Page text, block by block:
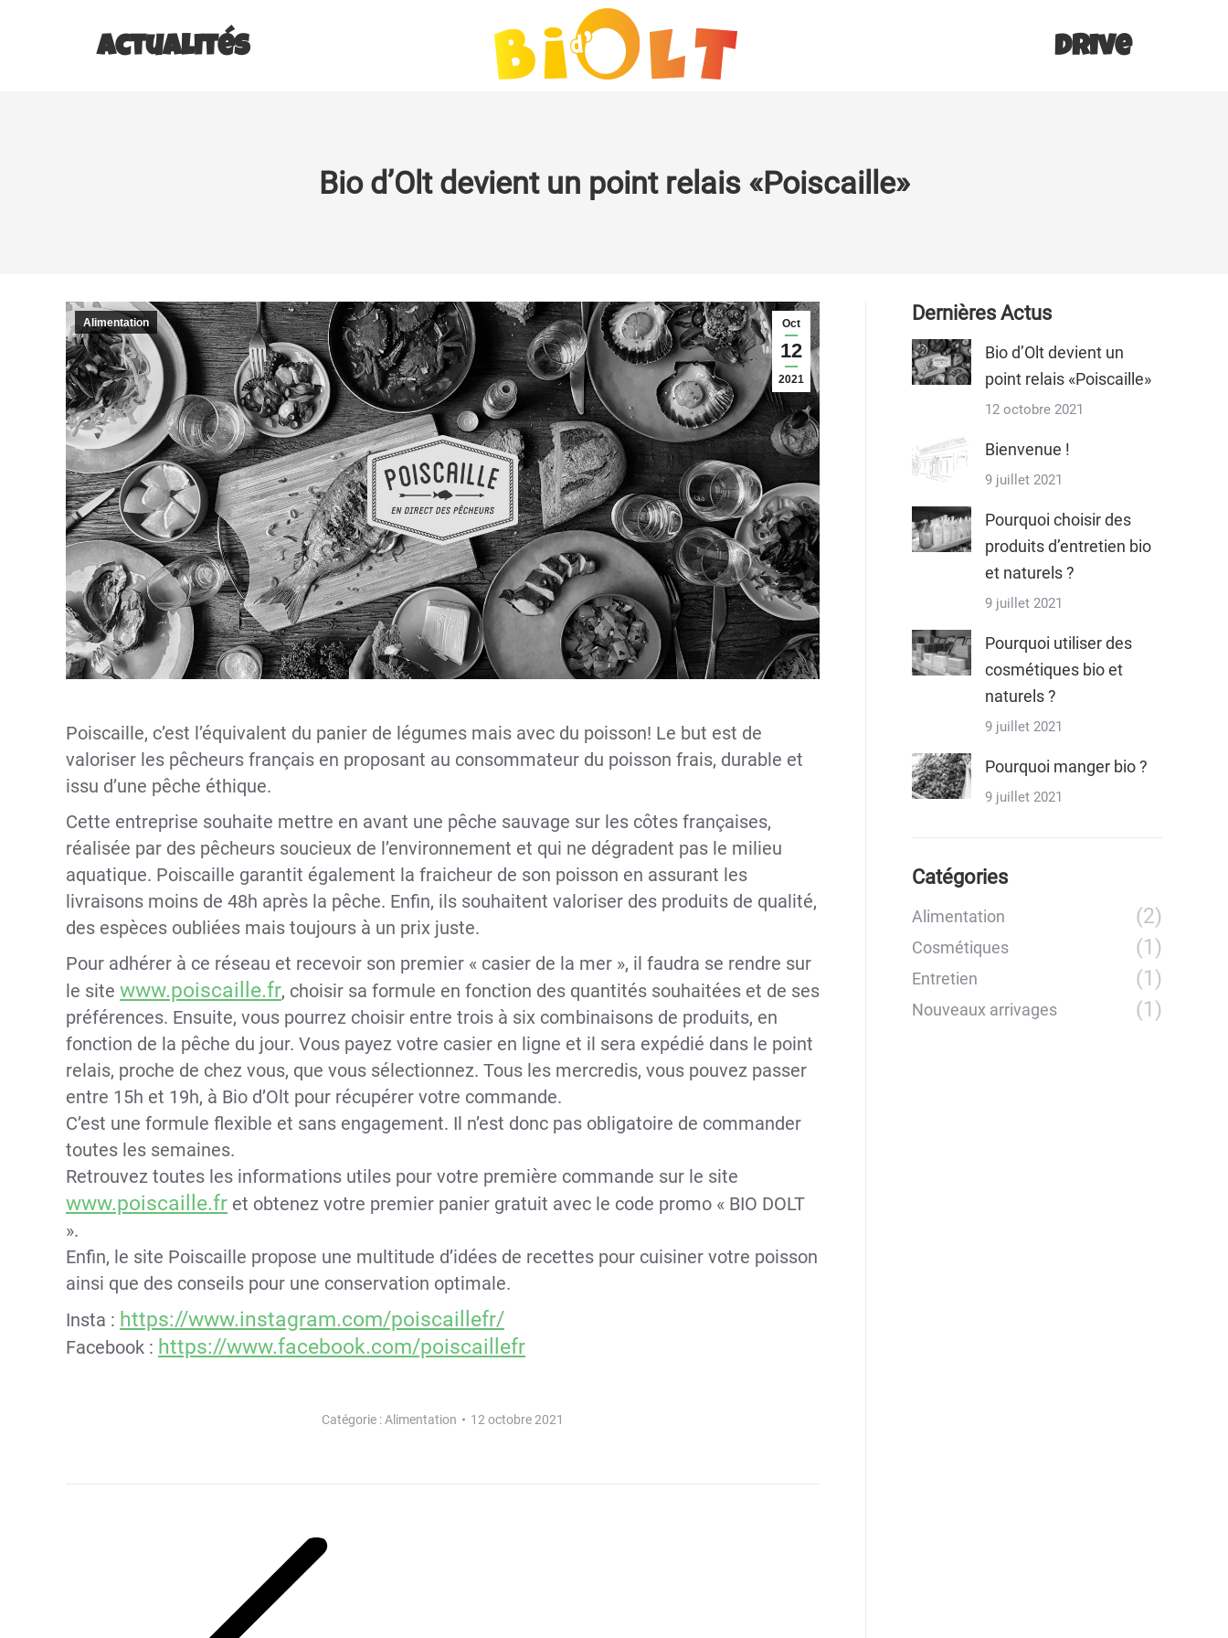
Actualités Drive
Bio d’Olt devient un point relais «Poiscaille»
Oct
12
2021
Alimentation
Poiscaille, c’est l’équivalent du panier de légumes mais avec du poisson! Le but est de
valoriser les pêcheurs français en proposant au consommateur du poisson frais, durable et
issu d’une pêche éthique.
Cette entreprise souhaite mettre en avant une pêche sauvage sur les côtes françaises,
réalisée par des pêcheurs soucieux de l’environnement et qui ne dégradent pas le milieu
aquatique. Poiscaille garantit également la fraicheur de son poisson en assurant les
livraisons moins de 48h après la pêche. Enfin, ils souhaitent valoriser des produits de qualité,
des espèces oubliées mais toujours à un prix juste.
Pour adhérer à ce réseau et recevoir son premier « casier de la mer », il faudra se rendre sur
le site www.poiscaille.fr, choisir sa formule en fonction des quantités souhaitées et de ses
préférences. Ensuite, vous pourrez choisir entre trois à six combinaisons de produits, en
fonction de la pêche du jour. Vous payez votre casier en ligne et il sera expédié dans le point
relais, proche de chez vous, que vous sélectionnez. Tous les mercredis, vous pouvez passer
entre 15h et 19h, à Bio d’Olt pour récupérer votre commande.
C’est une formule flexible et sans engagement. Il n’est donc pas obligatoire de commander
toutes les semaines.
Retrouvez toutes les informations utiles pour votre première commande sur le site
www.poiscaille.fr et obtenez votre premier panier gratuit avec le code promo « BIO DOLT
».
Enfin, le site Poiscaille propose une multitude d’idées de recettes pour cuisiner votre poisson
ainsi que des conseils pour une conservation optimale.
Insta : https://www.instagram.com/poiscaillefr/
Facebook : https://www.facebook.com/poiscaillefr
Catégorie :Alimentation 12 octobre 2021
Dernières Actus
Bio d’Olt devient un
point relais «Poiscaille»
12 octobre 2021
Bienvenue !
9 juillet 2021
Pourquoi choisir des
produits d’entretien bio
et naturels ?
9 juillet 2021
Pourquoi utiliser des
cosmétiques bio et
naturels ?
9 juillet 2021
Pourquoi manger bio ?
9 juillet 2021
Catégories
Alimentation (2)
Cosmétiques (1)
Entretien (1)
Nouveaux arrivages (1)